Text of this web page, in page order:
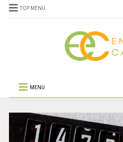
TOP MENU
MENU